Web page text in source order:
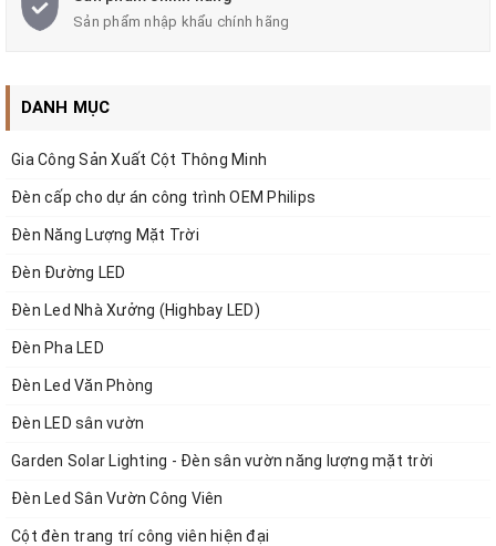
lẻ trên web và liên hệ trực tiếp để được báo giá tốt cho dự án,
Sản phẩm nhập khẩu chính hãng
DANH MỤC
Gia Công Sản Xuất Cột Thông Minh
Đèn cấp cho dự án công trình OEM Philips
Đèn Năng Lượng Mặt Trời
Đèn Đường LED
Đèn Led Nhà Xưởng (Highbay LED)
Đèn Pha LED
Đèn Led Văn Phòng
Đèn LED sân vườn
Garden Solar Lighting - Đèn sân vườn năng lượng mặt trời
Đèn Led Sân Vườn Công Viên
Cột đèn trang trí công viên hiện đại